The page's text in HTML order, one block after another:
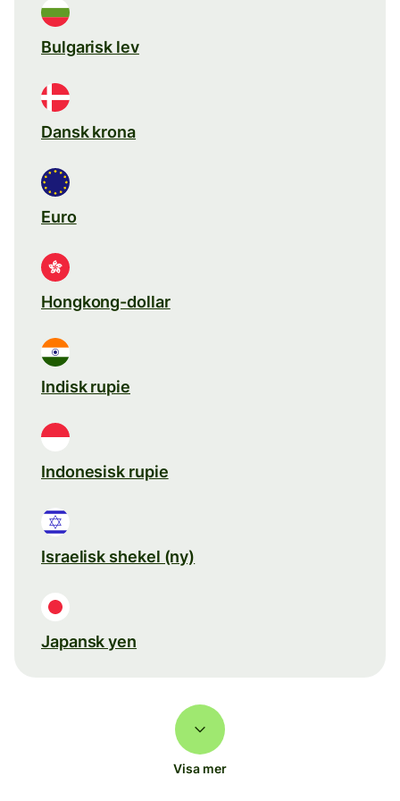
Bulgarisk lev
Dansk krona
Euro
Hongkong-dollar
Indisk rupie
Indonesisk rupie
Israelisk shekel (ny)
Japansk yen
Visa mer